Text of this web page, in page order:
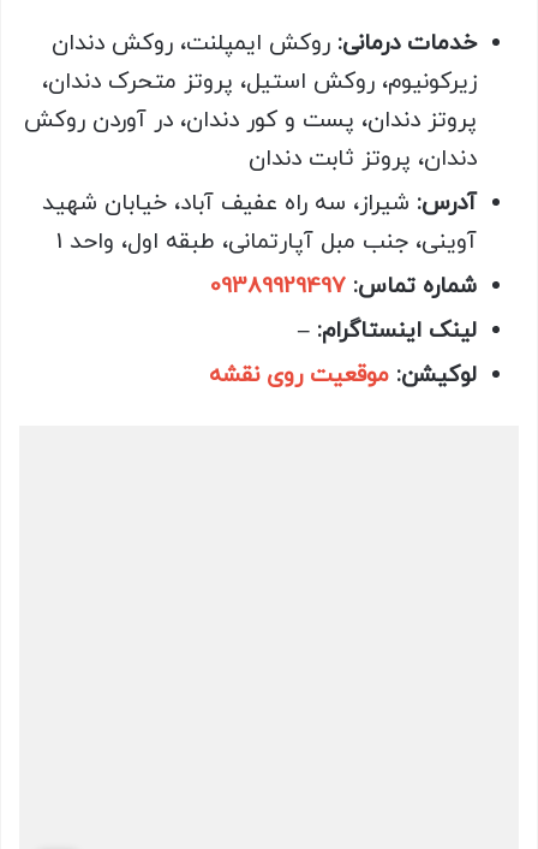
خدمات درمانی: روکش ایمپلنت، روکش دندان
زیرکونیوم، روکش استیل، پروتز متحرک دندان،
پروتز دندان، پست و کور دندان، در آوردن روکش
دندان، پروتز ثابت دندان
آدرس: شیراز، سه راه عفیف آباد، خیابان شهید
آوینی، جنب مبل آپارتمانی، طبقه اول، واحد 1
شماره تماس: 09389929497
لینک اینستاگرام: –
لوکیشن: موقعیت روی نقشه